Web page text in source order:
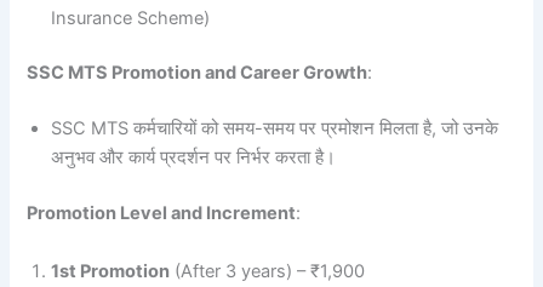
Insurance Scheme)
SSC MTS Promotion and Career Growth:
SSC MTS कर्मचारियों को समय-समय पर प्रमोशन मिलता है, जो उनके
अनुभव और कार्य प्रदर्शन पर निर्भर करता है।
Promotion Level and Increment:
1st Promotion (After 3 years) – ₹1,900